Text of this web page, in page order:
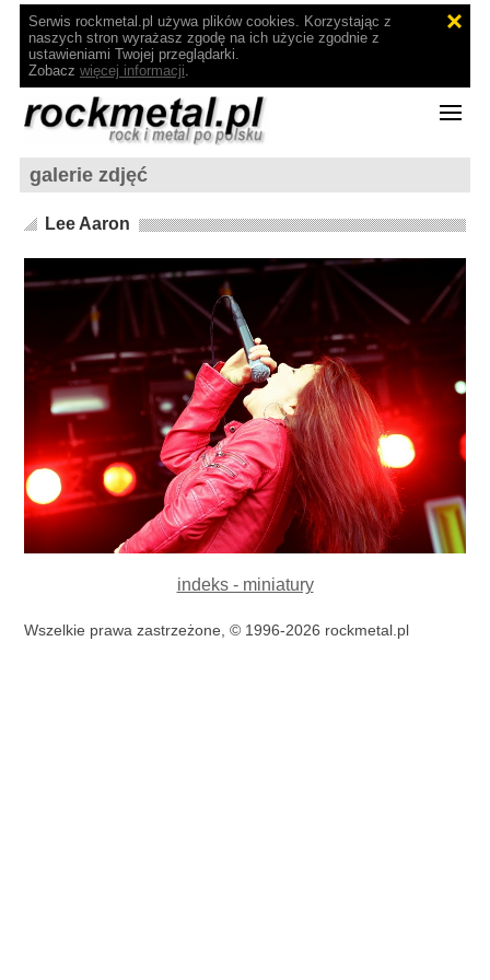
Serwis rockmetal.pl używa plików cookies. Korzystając z
naszych stron wyrażasz zgodę na ich użycie zgodnie z
ustawieniami Twojej przeglądarki.
Zobacz więcej informacji.
galerie zdjęć
Lee Aaron
indeks - miniatury
Wszelkie prawa zastrzeżone, © 1996-2026 rockmetal.pl